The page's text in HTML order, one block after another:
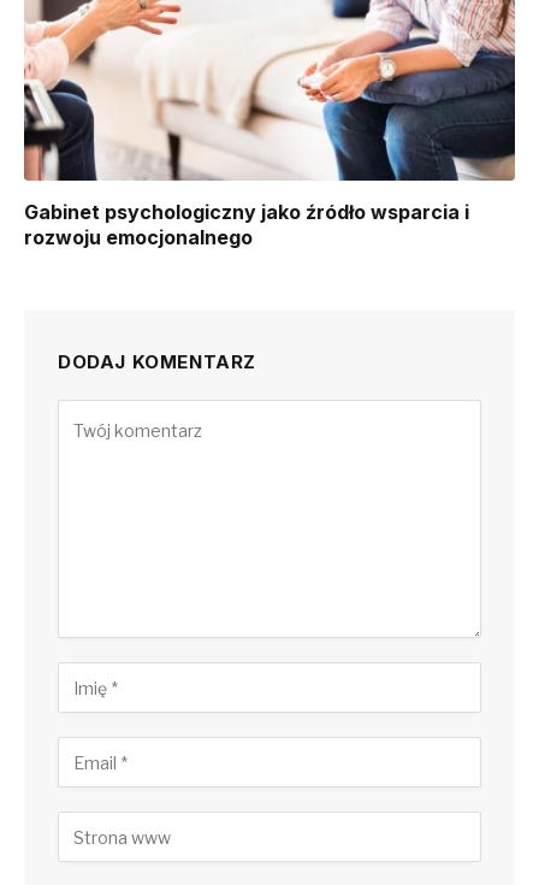
Gabinet psychologiczny jako źródło wsparcia i
rozwoju emocjonalnego
DODAJ KOMENTARZ